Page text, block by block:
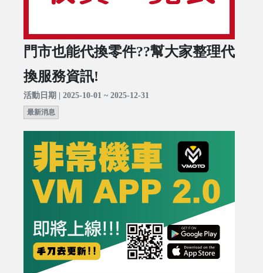
門市也能代換零件??幫大家整理代
換服務資訊!
活動日期 | 2025-10-01 ~ 2025-12-31
最新消息